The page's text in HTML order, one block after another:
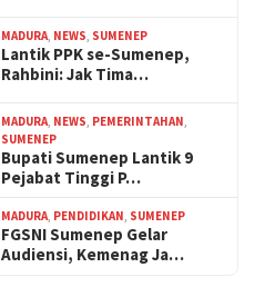
MADURA NEWS SUMENEP
Lantik PPK se-Sumenep,
Rahbini: Jak Tima…
MADURA NEWS PEMERINTAHAN
SUMENEP
Bupati Sumenep Lantik 9
Pejabat Tinggi P…
MADURA PENDIDIKAN SUMENEP
FGSNI Sumenep Gelar
Audiensi, Kemenag Ja…